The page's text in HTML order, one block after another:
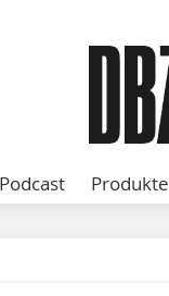
Podcast Produkte